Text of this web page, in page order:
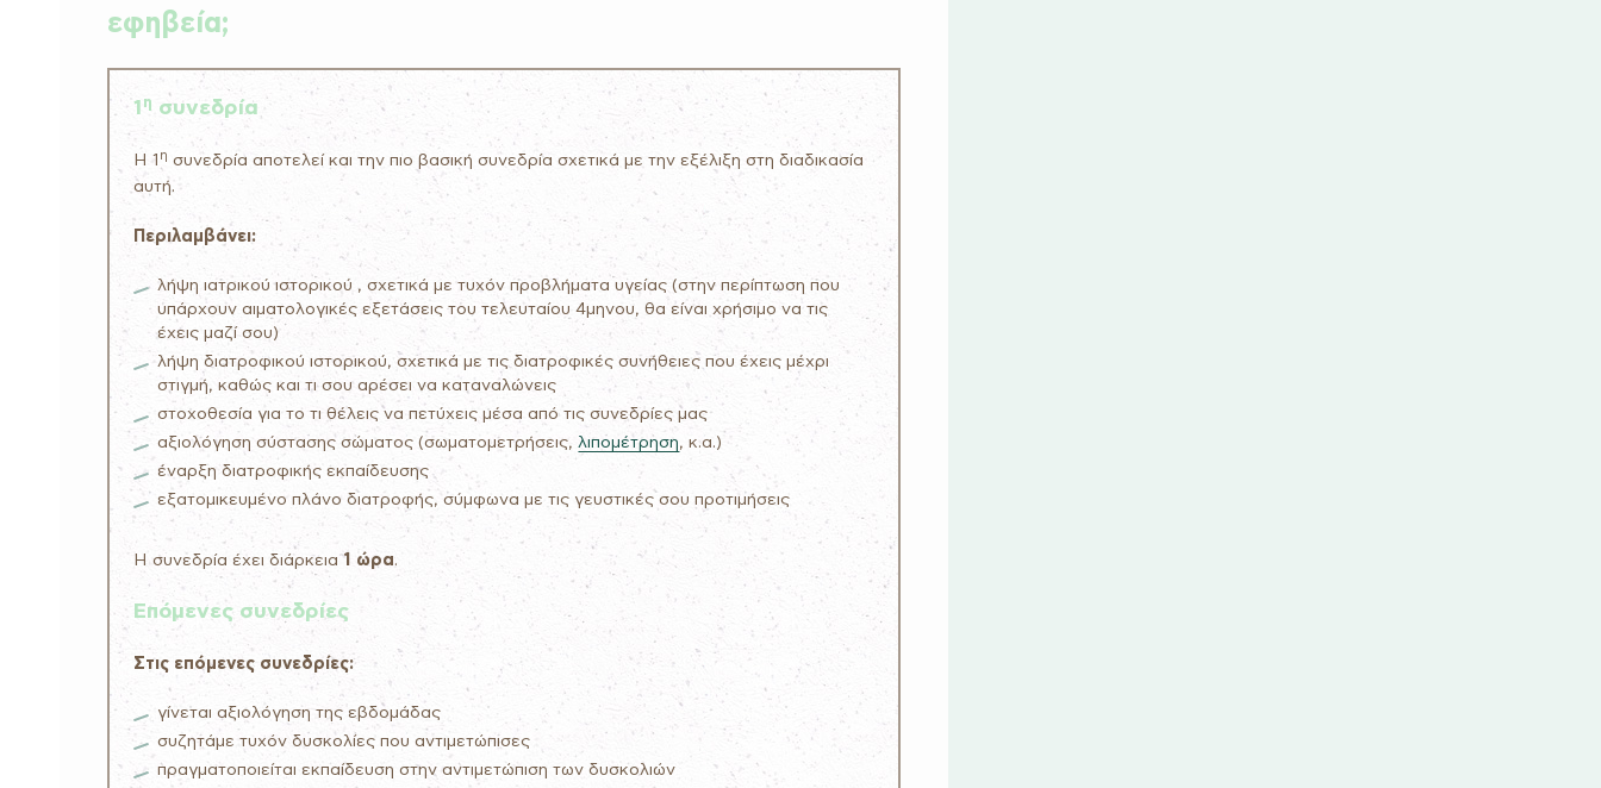
εφηβεία;
1 η συνεδρία
Η 1 η συνεδρία αποτελεί και την πιο βασική συνεδρία σχετικά με την εξέλιξη στη διαδικασία
αυτή.
Περιλαμβάνει:
λήψη ιατρικού ιστορικού , σχετικά με τυχόν προβλήματα υγείας (στην περίπτωση που
υπάρχουν αιματολογικές εξετάσεις του τελευταίου 4μηνου, θα είναι χρήσιμο να τις
έχεις μαζί σου)
λήψη διατροφικού ιστορικού, σχετικά με τις διατροφικές συνήθειες που έχεις μέχρι
στιγμή, καθώς και τι σου αρέσει να καταναλώνεις
στοχοθεσία για το τι θέλεις να πετύχεις μέσα από τις συνεδρίες μας
αξιολόγηση σύστασης σώματος (σωματομετρήσεις,λιπομέτρηση, κ.α.)
έναρξη διατροφικής εκπαίδευσης
εξατομικευμένο πλάνο διατροφής, σύμφωνα με τις γευστικές σου προτιμήσεις
Η συνεδρία έχει διάρκεια1 ώρα.
Επόμενες συνεδρίες
Στις επόμενες συνεδρίες:
γίνεται αξιολόγηση της εβδομάδας
συζητάμε τυχόν δυσκολίες που αντιμετώπισες
πραγματοποιείται εκπαίδευση στην αντιμετώπιση των δυσκολιών